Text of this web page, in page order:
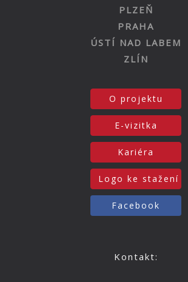
PLZEŇ
PRAHA
ÚSTÍ NAD LABEM
ZLÍN
O projektu
E-vizitka
Kariéra
Logo ke stažení
Facebook
Kontakt: